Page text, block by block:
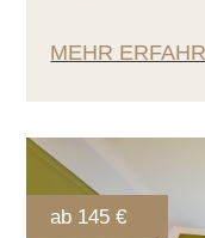
MEHR
ab 145 €